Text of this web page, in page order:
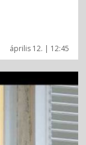
április 12. | 12:45